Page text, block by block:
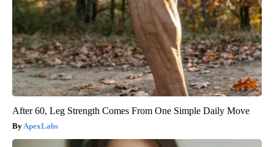
After 60, Leg Strength Comes From One Simple Daily Move
ApexLabs